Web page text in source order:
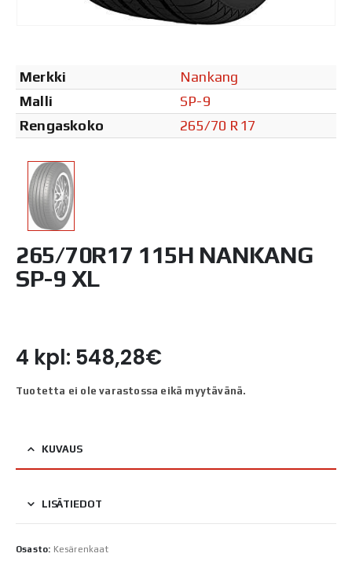
Merkki
Nankang
Malli
SP-9
Rengaskoko
265/70 R17
265/70R17 115H NANKANG
SP-9 XL
4 kpl: 548,28€
Tuotetta ei ole varastossa eikä myytävänä.
KUVAUS
LISÄTIEDOT
Osasto: Kesärenkaat